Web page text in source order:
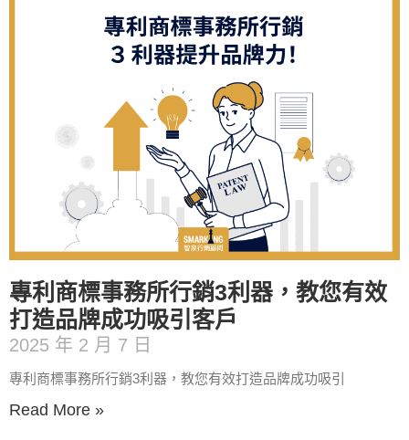
專利商標事務所行銷3利器，教您有效
打造品牌成功吸引客戶
2025 年 2 月 7 日
專利商標事務所行銷3利器，教您有效打造品牌成功吸引
Read More »